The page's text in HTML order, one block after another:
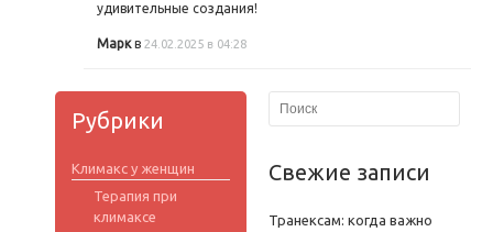
удивительные создания!
Маркв 24.02.2025 в 04:28
Рубрики
Климакс у женщин
Терапия при
климаксе
Свежие записи
Транексам: когда важно